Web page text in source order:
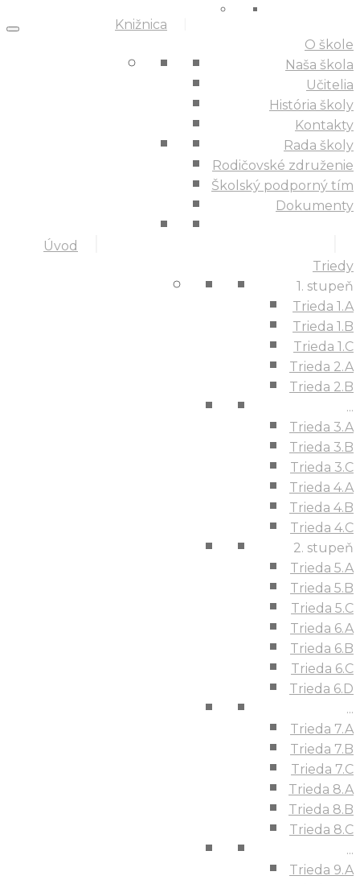
Knižnica
Úvod
O škole
Naša škola
Učitelia
História školy
Kontakty
Rada školy
Rodičovské združenie
Školský podporný tím
Dokumenty
Triedy
1. stupeň
Trieda 1.A
Trieda 1.B
Trieda 1.C
Trieda 2.A
Trieda 2.B
...
Trieda 3.A
Trieda 3.B
Trieda 3.C
Trieda 4.A
Trieda 4.B
Trieda 4.C
2. stupeň
Trieda 5.A
Trieda 5.B
Trieda 5.C
Trieda 6.A
Trieda 6.B
Trieda 6.C
Trieda 6.D
...
Trieda 7.A
Trieda 7.B
Trieda 7.C
Trieda 8.A
Trieda 8.B
Trieda 8.C
...
Trieda 9.A